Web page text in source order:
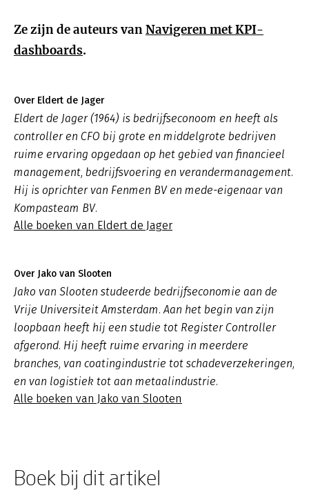
Ze zijn de auteurs vanNavigeren met KPI-
dashboards.
Over Eldert de Jager
Eldert de Jager (1964) is bedrijfseconoom en heeft als
controller en CFO bij grote en middelgrote bedrijven
ruime ervaring opgedaan op het gebied van financieel
management, bedrijfsvoering en verandermanagement.
Hij is oprichter van Fenmen BV en mede-eigenaar van
Kompasteam BV.
Alle boeken van Eldert de Jager
Over Jako van Slooten
Jako van Slooten studeerde bedrijfseconomie aan de
Vrije Universiteit Amsterdam. Aan het begin van zijn
loopbaan heeft hij een studie tot Register Controller
afgerond. Hij heeft ruime ervaring in meerdere
branches, van coatingindustrie tot schadeverzekeringen,
en van logistiek tot aan metaalindustrie.
Alle boeken van Jako van Slooten
Boek bij dit artikel